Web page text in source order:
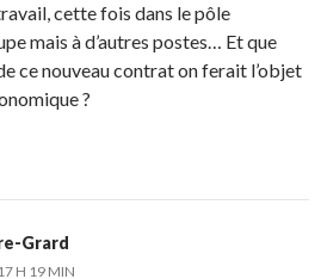
cette fois dans le pôle
mais à d’autres postes… Et que
ce nouveau contrat on ferait l’objet
?
Grard
H 19 MIN